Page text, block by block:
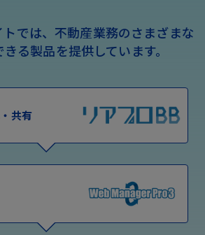
では、不動産業務のさまざまな
る製品を提供しています。
共有